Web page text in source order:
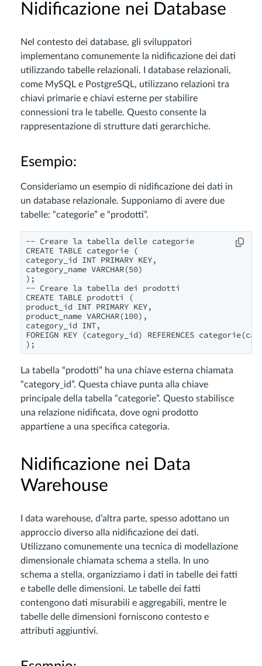
Nidificazione nei Database
Nel contesto dei database, gli sviluppatori
implementano comunemente la nidificazione dei dati
utilizzando tabelle relazionali. I database relazionali,
come MySQL e PostgreSQL, utilizzano relazioni tra
chiavi primarie e chiavi esterne per stabilire
connessioni tra le tabelle. Questo consente la
rappresentazione di strutture dati gerarchiche.
Esempio:
Consideriamo un esempio di nidificazione dei dati in
un database relazionale. Supponiamo di avere due
tabelle: “categorie” e “prodotti”.
-- Creare la tabella delle categorie
CREATE TABLE categorie (
category_id INT PRIMARY KEY,
category_name VARCHAR(50)
);
-- Creare la tabella dei prodotti
CREATE TABLE prodotti (
product_id INT PRIMARY KEY,
product_name VARCHAR(100),
category_id INT,
FOREIGN KEY (category_id) REFERENCES
);
La tabella “prodotti” ha una chiave esterna chiamata
“category_id”. Questa chiave punta alla chiave
principale della tabella “categorie”. Questo stabilisce
una relazione nidificata, dove ogni prodotto
appartiene a una specifica categoria.
Nidificazione nei Data
Warehouse
I data warehouse, d’altra parte, spesso adottano un
approccio diverso alla nidificazione dei dati.
Utilizzano comunemente una tecnica di modellazione
dimensionale chiamata schema a stella. In uno
schema a stella, organizziamo i dati in tabelle dei fatti
e tabelle delle dimensioni. Le tabelle dei fatti
contengono dati misurabili e aggregabili, mentre le
tabelle delle dimensioni forniscono contesto e
attributi aggiuntivi.